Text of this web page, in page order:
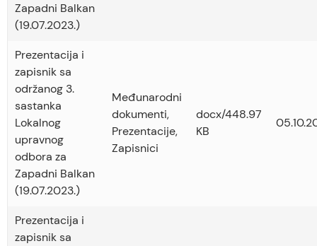
Zapadni Balkan
(19.07.2023.)
Prezentacija i
zapisnik sa
održanog 3.
sastanka
Lokalnog
upravnog
odbora za
Zapadni Balkan
(19.07.2023.)
Međunarodni
dokumenti,
Prezentacije,
Zapisnici
docx/448.97
KB
Prezentacija i
zapisnik sa